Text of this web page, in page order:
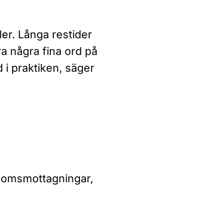
Långa restider
några fina ord på
i praktiken, säger